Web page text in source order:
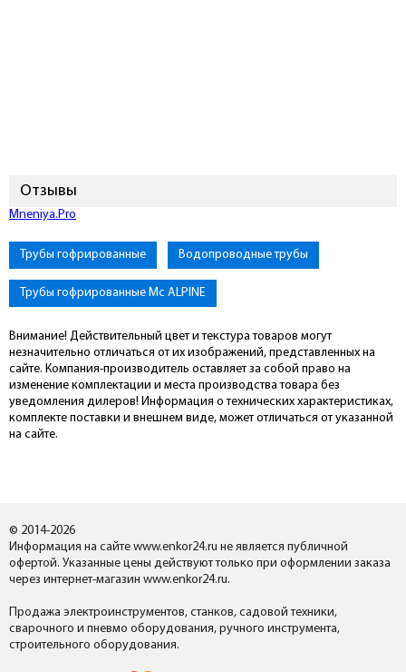
Отзывы
Mneniya.Pro
Трубы гофрированные Водопроводные трубы
Трубы гофрированные Mc ALPINE
Внимание! Действительный цвет и текстура товаров могут
незначительно отличаться от их изображений, представленных на
сайте. Компания-производитель оставляет за собой право на
изменение комплектации и места производства товара без
уведомления дилеров! Информация о технических характеристиках,
комплекте поставки и внешнем виде, может отличаться от указанной
на сайте.
© 2014-2026
Информация на сайте www.enkor24.ru не является публичной
офертой. Указанные цены действуют только при оформлении заказа
через интернет-магазин www.enkor24.ru.
Продажа электроинструментов, станков, садовой техники,
сварочного и пневмо оборудования, ручного инструмента,
строительного оборудования.